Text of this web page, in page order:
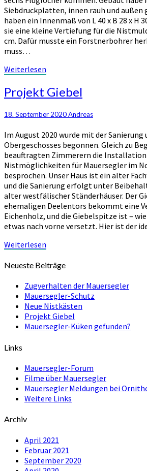
Siebdruckplatten, innen rauh und außen
haben ein Innenmaß von L 40 x B 28 x H
sie eine kleine Vertiefung für die
cm. Dafür musste ein Forstnerbohrer
muss…
Weiterlesen
Projekt
Giebel
Projekt Giebel
18. September 2020Andreas
Im August 2020 wurde mit der Sanierung
Obergeschosses begonnen. Gleich zu
beauftragten Zimmerern die Installation
Nistmöglichkeiten für Mauersegler im
besprochen. Unser Haus ist ein alter
und die Sanierung erfolgt unter
alter westfälischer Ständerhäuser. Der
ehemaligen Deelentors bekommt eine
Eichenholz, und die Giebelspitze ist –
etwas nach vorne versetzt. Hier ist der
Weiterlesen
Neueste Beiträge
Zugverhalten der Mauersegler
Mauersegler-Schutz
Neue Nistkästen
Projekt Giebel
Mauersegler-Küken gefunden?
Links
Mauersegler-Forum
Filme über Mauersegler
Mauersegler Meldungen bei
Weitere Links
Archiv
April 2021
Februar 2021
September 2020